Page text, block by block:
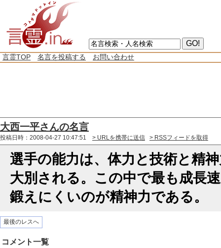
言霊TOP 名言を投稿する お問い合わせ
大西一平さんの名言
投稿日時：2008-04-27 10:47:51 > URLを携帯に送信 > RSSフィードを取得
選手の能力は、体力と技術と精
大別される。この中で最も成長
鍛えにくいのが精神力である。
最後のレスへ
コメント一覧